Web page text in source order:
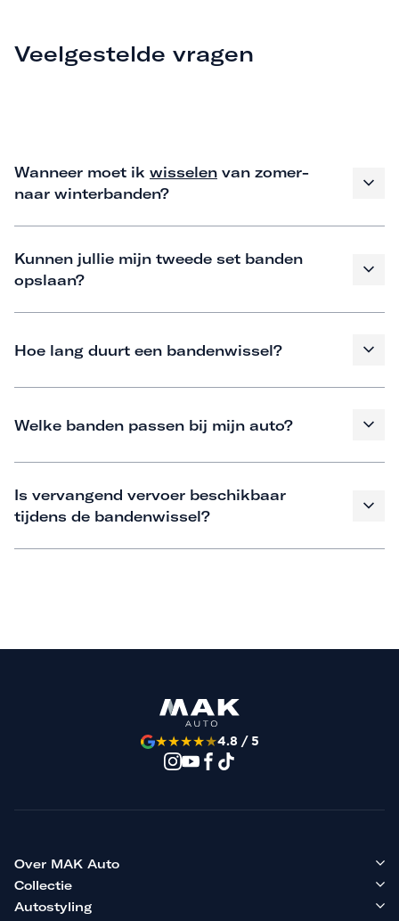
Veelgestelde vragen
Wanneer moet ik wisselen van zomer-
naar winterbanden?
Kunnen jullie mijn tweede set banden
opslaan?
Hoe lang duurt een bandenwissel?
Welke banden passen bij mijn auto?
Is vervangend vervoer beschikbaar
tijdens de bandenwissel?
★★★★★4.8 / 5
Over MAK Auto
Collectie
Autostyling